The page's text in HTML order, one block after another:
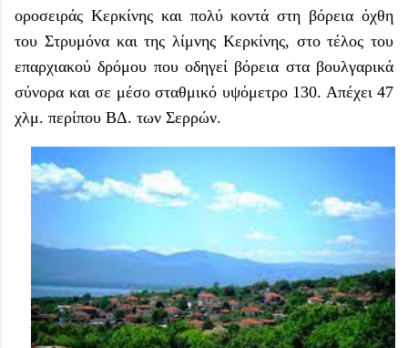
οροσειράς Κερκίνης και πολύ κοντά στη βόρεια όχθη
του Στρυμόνα και της λίμνης Κερκίνης, στο τέλος του
επαρχιακού δρόμου που οδηγεί βόρεια στα βουλγαρικά
σύνορα και σε μέσο σταθμικό υψόμετρο 130. Απέχει 47
χλμ. περίπου ΒΔ. των Σερρών.